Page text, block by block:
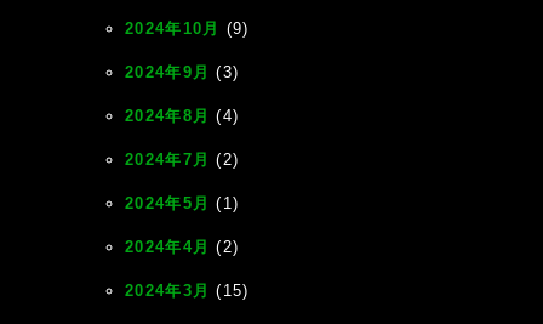
2024年10月 (9)
2024年9月 (3)
2024年8月 (4)
2024年7月 (2)
2024年5月 (1)
2024年4月 (2)
2024年3月 (15)